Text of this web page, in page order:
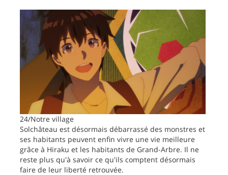
24/Notre village
Solchâteau est désormais débarrassé des monstres et
ses habitants peuvent enfin vivre une vie meilleure
grâce à Hiraku et les habitants de Grand-Arbre. Il ne
reste plus qu'à savoir ce qu'ils comptent désormais
faire de leur liberté retrouvée.